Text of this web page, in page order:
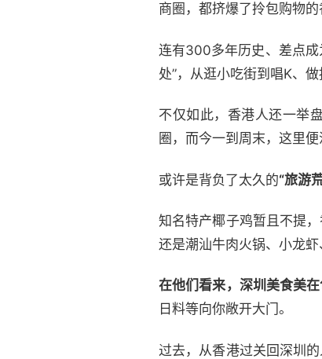
商圈，都挤爆了拎包购物的
连有300多年历史、差点成
处”，从逛小吃街到唱K、
不仅如此，香港人还一举
圈，而今一到周末，这里
或许是背负了太久的“旅游
知名特产椰子鸡暂且不提
还是潮汕牛肉火锅、小龙虾
在他们看来，深圳美食美在
日料等向你敞开大门。
过去，从香港过关回深圳